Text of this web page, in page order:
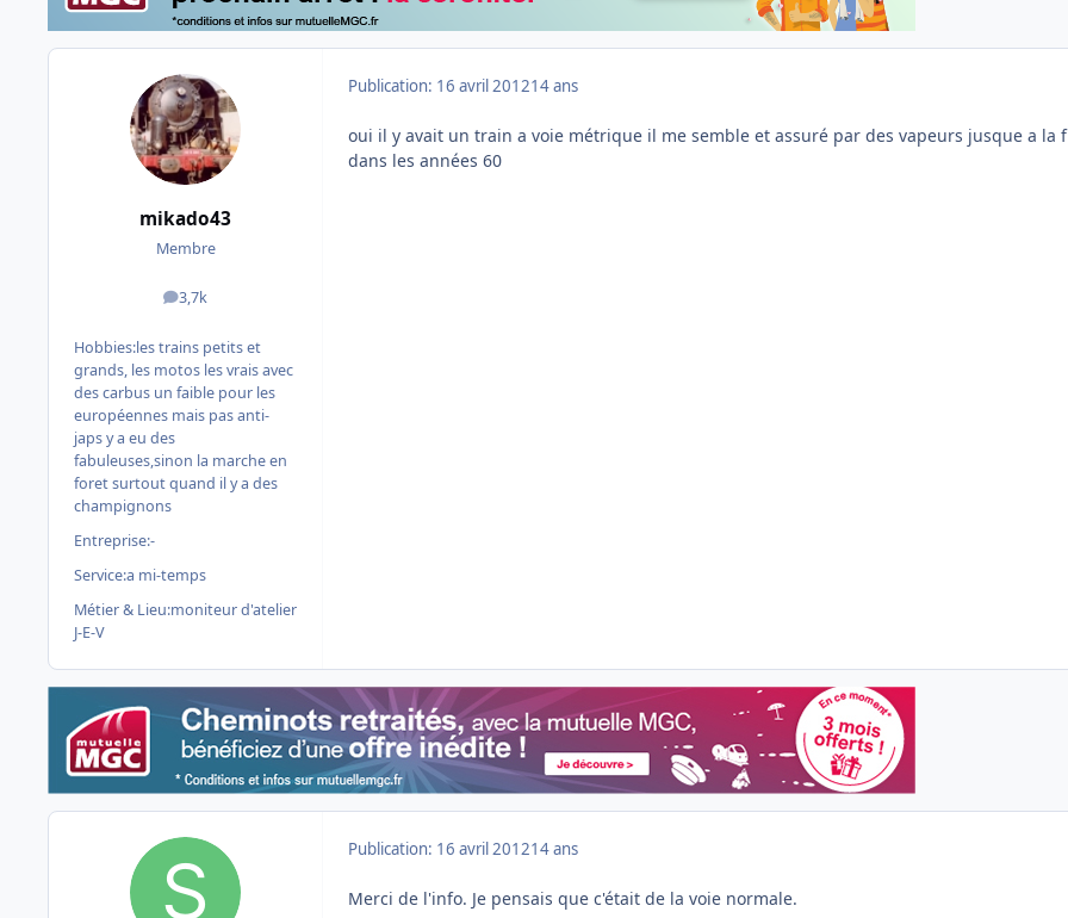
mikado43
Membre
3,7k
messages
Hobbies:les trains petits et
grands, les motos les vrais avec
des carbus un faible pour les
européennes mais pas anti-
japs y a eu des
fabuleuses,sinon la marche en
foret surtout quand il y a des
champignons
Entreprise:-
Service:a mi-temps
Métier & Lieu:moniteur d'atelier
J-E-V
Publication: 16 avril 201214 ans
oui il y avait un train a voie métrique il me semble et assuré par des vapeurs jusque a la
dans les années 60
Publication: 16 avril 201214 ans
Merci de l'info. Je pensais que c'était de la voie normale.